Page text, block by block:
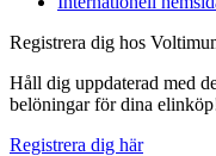
Registrera dig hos
Håll dig uppdaterad med
belöningar för dina
Registrera dig här